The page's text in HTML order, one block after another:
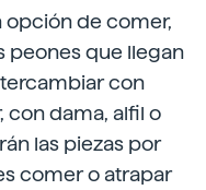
opción de comer,
peones que llegan
con
con dama, alfil o
las piezas por
comer o atrapar